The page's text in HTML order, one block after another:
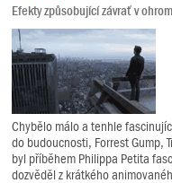
Efekty způsobující závrať v
Chybělo málo a tenhle
do budoucnosti, Forrest Gump,
byl příběhem Philippa Petita
dozvěděl z krátkého